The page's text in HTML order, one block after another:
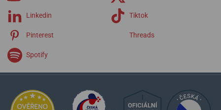
Linkedin Tiktok
Pinterest Threads
Spotify